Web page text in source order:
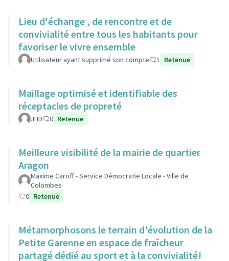
Lieu d'échange , de rencontre et de
convivialité entre tous les habitants pour
favoriser le vivre ensemble
Utilisateur ayant supprimé son compte 1 Retenue
Maillage optimisé et identifiable des
réceptacles de propreté
JHD 0 Retenue
Meilleure visibilité de la mairie de quartier
Aragon
Maxime Caroff - Service Démocratie Locale - Ville de
Colombes
0 Retenue
Métamorphosons le terrain d'évolution de la
Petite Garenne en espace de fraîcheur
partagé dédié au sport et à la convivialité!